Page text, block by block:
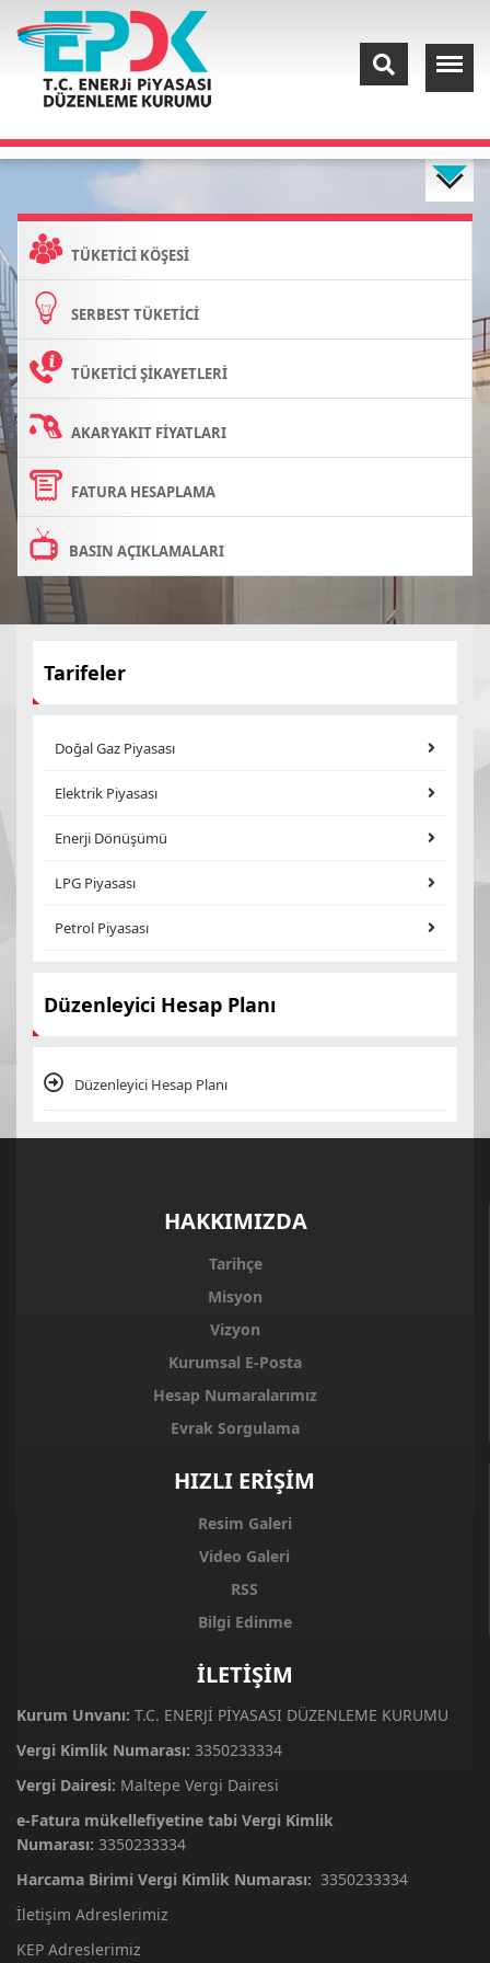
TÜKETİCİ KÖŞESİ
SERBEST TÜKETİCİ
TÜKETİCİ ŞİKAYETLERİ
AKARYAKIT FİYATLARI
FATURA HESAPLAMA
BASIN AÇIKLAMALARI
Tarifeler
Doğal Gaz Piyasası
Elektrik Piyasası
Enerji Dönüşümü
LPG Piyasası
Petrol Piyasası
Düzenleyici Hesap Planı
Düzenleyici Hesap Planı
HAKKIMIZDA
Tarihçe
Misyon
Vizyon
Kurumsal E-Posta
Hesap Numaralarımız
Evrak Sorgulama
HIZLI ERİŞİM
Resim Galeri
Video Galeri
RSS
Bilgi Edinme
İLETİŞİM
Kurum Unvanı: T.C. ENERJİ PİYASASI DÜZENLEME KURUMU
Vergi Kimlik Numarası: 3350233334
Vergi Dairesi: Maltepe Vergi Dairesi
e-Fatura mükellefiyetine tabi Vergi Kimlik
Numarası: 3350233334
Harcama Birimi Vergi Kimlik Numarası: 3350233334
İletişim Adreslerimiz
KEP Adreslerimiz